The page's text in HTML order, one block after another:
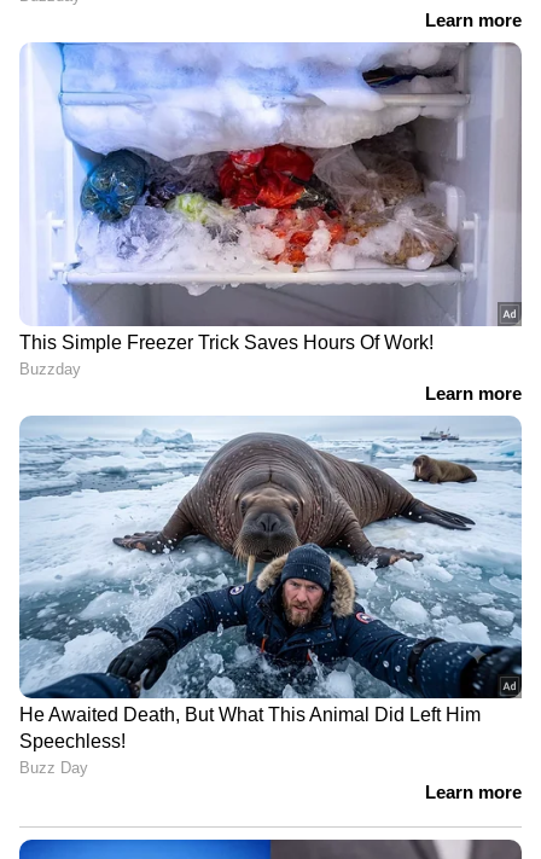
73-ാം മിനിറ്റില്‍ ഇംഗ്ലണ്ട് സമനില ഗോള്‍
കണ്ടെത്തി. അതും പകരക്കാരനായി ഇറങ്ങിയ
കോള്‍ പാമറിലൂടെ. ജൂഡ് ബെല്ലിങ്ഹാമിന്റെ
പാസ് സ്വീകരിച്ച പാമര്‍ നിലംപറ്റെയുള്ള
ഷോട്ടിലൂടെ വല കുലുക്കി. ഇംഗ്ലണ്ട് സമനില
ഗോള്‍ നേടിയെങ്കിലും സ്‌പെയ്ന്‍ ആധിപത്യം
വീണ്ടെടുത്തു. പിക്‌ഫോര്‍ഡിന് പിടിപ്പത്
പണിയുണ്ടായിരുന്നു ഗോള്‍ പോസ്റ്റില്‍.
യമാലിന്റെ ഗോള്‍ശ്രമം നിര്‍ഭാഗ്യം കൊണ്ട്
മാത്രമാണ് ഗോളില്‍ നിന്ന് അകന്നത്. 86-ാം
മിനിറ്റില്‍ സ്‌പെയ്ന്‍ വിജയ ഗോള്‍ നേടി. മാര്‍ക്
കുക്കുറേല നല്‍കിയ പാസ് മനോഹമായി
മികേല്‍ ഒയര്‍സബാള്‍ ഫിനിഷ് ചെയ്തു. 90
മിനിറ്റില്‍ ഇവാന്‍ ടോണിയുടെ ഹെഡ്ഡര്‍ ഗോള്‍
ലൈനില്‍ ഓല്‍മോ രക്ഷപപ്െടുത്തി. പിന്നീട്
ഇംഗ്ലീഷ് ശ്രമങ്ങളൊന്നും ഫലം കണ്ടില്ല.